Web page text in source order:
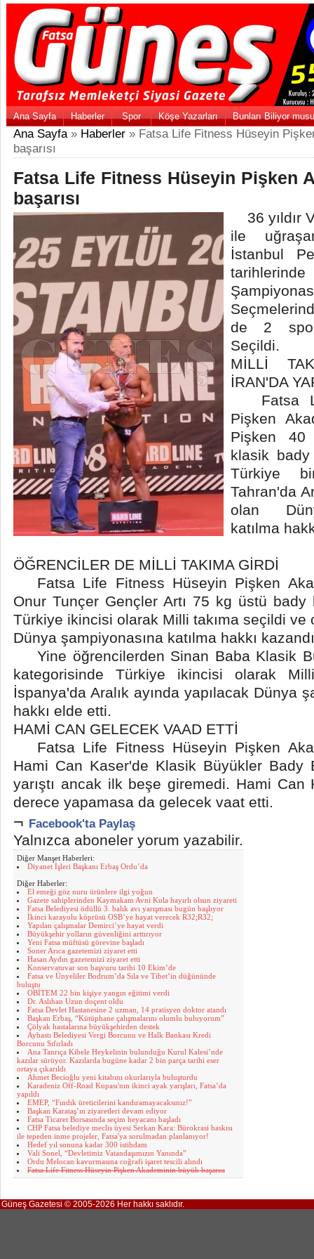
Ana Sayfa Haberler Spor Köşe Yazarları Bunları Biliyor
Ana Sayfa» Haberler » Fatsa Life Fitness Hüseyin
başarısı
Fatsa Life Fitness Hüseyin Pişken
başarısı
36 yıldır
ile
İstanbul
de 2
Seçildi.
MİLLİ
İRAN'DA
Fatsa
Pişken
Pişken 40
klasik
Türkiye
Tahran'da
olan
katılma
ÖĞRENCİLER DE MİLLİ TAKIMA GİRDİ
Fatsa Life Fitness Hüseyin Pişken
Onur Tunçer Gençler Artı 75 kg üstü bady
Türkiye ikincisi olarak Milli takıma seçildi ve
Dünya şampiyonasına katılma hakkı
Yine öğrencilerden Sinan Baba Klasik
kategorisinde Türkiye ikincisi olarak
İspanya'da Aralık ayında yapılacak Dünya
hakkı elde etti.
HAMİ CAN GELECEK VAAD ETTİ
Fatsa Life Fitness Hüseyin Pişken
Hami Can Kaser'de Klasik Büyükler Bady
yarıştı ancak ilk beşe giremedi. Hami Can
derece yapamasa da gelecek vaat etti.
¬ Facebook'ta Paylaş
Yalnızca aboneler yorum yazabilir.
Diğer Manşet Haberleri:
Diyanet İşleri Başkanı Erbaş Ordu’da
Diğer Haberler:
El emeği göz nuru ürünlere ilgi yoğun
Gazete sahiplerinden Kaymakam Avni Kula hayırlı olsun ziyareti
Fatsa Belediyesi ödüllü 3. balık avı yarışması bugün başlıyor
İkinci karayolu köprüsü OSB’ye hayat verecek R32;R32;
Yapılan çalışmalar Demirci’ye hayat verdi
Büyükşehir yolların güvenliğini arttırıyor
Yeni Fatsa müftüsü görevine başladı
Soner Arıca gazetemizi ziyaret etti
Hasan Aydın gazetemizi ziyaret etti
Konservatuvar son başvuru tarihi 10 Ekim’de
Fatsa ve Ünyeliler Bodrum’da Sıla ve Tibet’in düğününde
buluştu
OBİTEM 22 bin kişiye yangın eğitimi verdi
Dr. Aslıhan Uzun doçent oldu
Fatsa Devlet Hastanesine 2 uzman, 14 pratisyen doktor atandı
Başkan Erbaş, “Kütüphane çalışmalarını olumlu buluyorum”
Çölyak hastalarına büyükşehirden destek
Aybastı Belediyesi Vergi Borcunu ve Halk Bankası Kredi
Borcunu Sıfırladı
Ana Tanrıça Kibele Heykelinin bulunduğu Kurul Kalesi’nde
kazılar sürüyor. Kazılarda bugüne kadar 2 bin parça tarihi eser
ortaya çıkarıldı
Ahmet Becioğlu yeni kitabını okurlarıyla buluşturdu
Karadeniz Off-Road Kupası'nın ikinci ayak yarışları, Fatsa’da
yapıldı
EMEP, “Fındık üreticilerini kandıramayacaksınız!”
Başkan Karataş’ın ziyaretleri devam ediyor
Fatsa Ticaret Borsasında seçim heyacanı başladı
CHP Fatsa belediye meclis üyesi Serkan Kara: Bürokrasi baskısı
ile tepeden inme projeler, Fatsa'ya sorulmadan planlanıyor!
Hedef yıl sonuna kadar 300 istihdam
Vali Sonel, “Devletimiz Vatandaşımızın Yanında”
Ordu Melocan kavurmasına coğrafi işaret tescili alındı
Fatsa Life Fitness Hüseyin Pişken Akademinin büyük başarısı
Güneş Gazetesi © 2005-2026 Her hakkı saklıdır.